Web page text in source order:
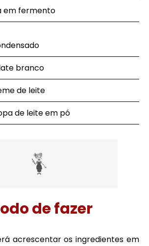
em fermento
branco
de leite
de leite em pó
de fazer
acrescentar os ingredientes em